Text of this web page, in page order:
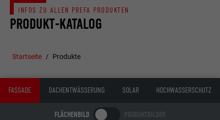
PRODUKT-KATALOG
INFOS ZU ALLEN PREFA PRODUKTEN
Startseite Produkte
FASSADE DACHENTWÄSSERUNG SOLAR HOCHWASSERSCHUTZ
FLÄCHENBILD